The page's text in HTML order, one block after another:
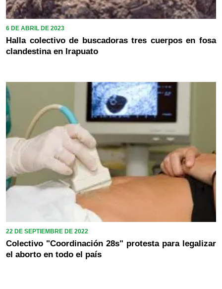
6 DE ABRIL DE 2023
Halla colectivo de buscadoras tres cuerpos en fosa
clandestina en Irapuato
22 DE SEPTIEMBRE DE 2022
Colectivo "Coordinación 28s" protesta para legalizar
el aborto en todo el país